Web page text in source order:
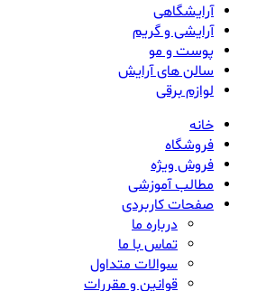
آرایشگاهی
آرایشی و گریم
پوست و مو
سالن های آرایش
لوازم برقی
خانه
فروشگاه
فروش ویژه
مطالب آموزشی
صفحات کاربردی
درباره ما
تماس با ما
سوالات متداول
قوانین و مقررات